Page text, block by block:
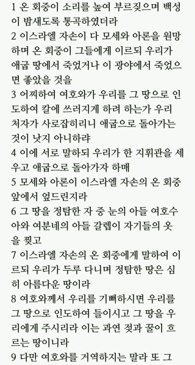
1 온 회중이 소리를 높여 부르짖으며 백성
이 밤새도록 통곡하였더라
2 이스라엘 자손이 다 모세와 아론을 원망
하며 온 회중이 그들에게 이르되 우리가
애굽 땅에서 죽었거나 이 광야에서 죽었으
면 좋았을 것을
3 어찌하여 여호와가 우리를 그 땅으로 인
도하여 칼에 쓰러지게 하려 하는가 우리
처자가 사로잡히리니 애굽으로 돌아가는
것이 낫지 아니하랴
4 이에 서로 말하되 우리가 한 지휘관을 세
우고 애굽으로 돌아가자 하매
5 모세와 아론이 이스라엘 자손의 온 회중
앞에서 엎드린지라
6 그 땅을 정탐한 자 중 눈의 아들 여호수
아와 여분네의 아들 갈렙이 자기들의 옷
을 찢고
7 이스라엘 자손의 온 회중에게 말하여 이
르되 우리가 두루 다니며 정탐한 땅은 심
히 아름다운 땅이라
8 여호와께서 우리를 기뻐하시면 우리를
그 땅으로 인도하여 들이시고 그 땅을 우
리에게 주시리라 이는 과연 젖과 꿀이 흐
르는 땅이니라
9 다만 여호와를 거역하지는 말라 또 그